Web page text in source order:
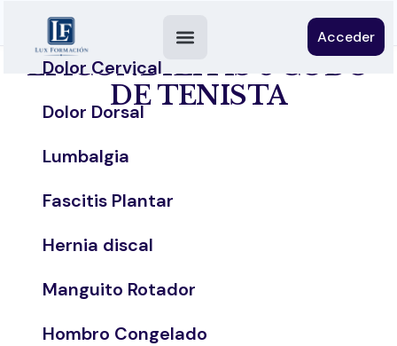
Acceder
EPICONDILITIS o CODO
DE TENISTA
Dolor Cervical
Dolor Dorsal
Lumbalgia
Fascitis Plantar
Hernia discal
Manguito Rotador
Hombro Congelado